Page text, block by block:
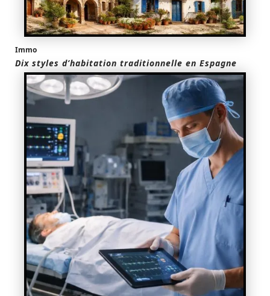
Immo
Dix styles d’habitation traditionnelle en Espagne